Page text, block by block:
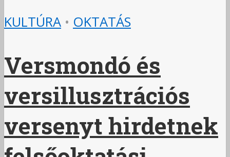
KULTÚRA • OKTATÁS
Versmondó és
versillusztrációs
versenyt hirdetnek